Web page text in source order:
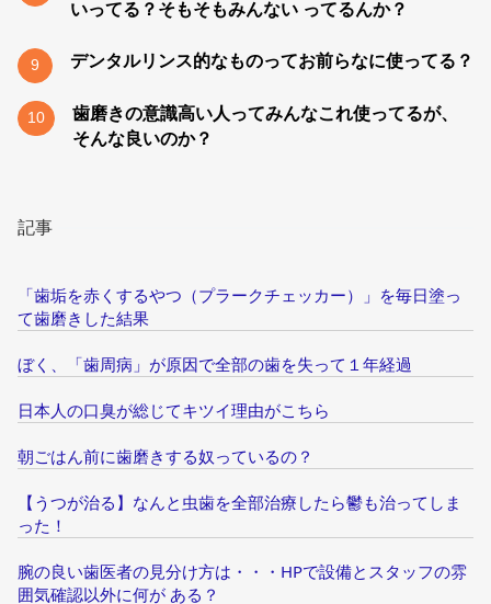
いってる？そもそもみんない ってるんか？
9 デンタルリンス的なものってお前らなに使ってる？
10
歯磨きの意識高い人ってみんなこれ使ってるが、
そんな良いのか？
記事
「歯垢を赤くするやつ（プラークチェッカー）」を毎日塗っ
て歯磨きした結果
ぼく、「歯周病」が原因で全部の歯を失って１年経過
日本人の口臭が総じてキツイ理由がこちら
朝ごはん前に歯磨きする奴っているの？
【うつが治る】なんと虫歯を全部治療したら鬱も治ってしま
った！
腕の良い歯医者の見分け方は・・・HPで設備とスタッフの雰
囲気確認以外に何が ある？